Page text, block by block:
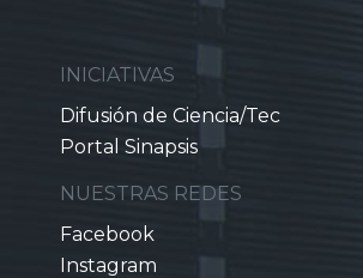
INICIATIVAS
Difusión de Ciencia/Tec
Portal Sinapsis
NUESTRAS REDES
Facebook
Instagram